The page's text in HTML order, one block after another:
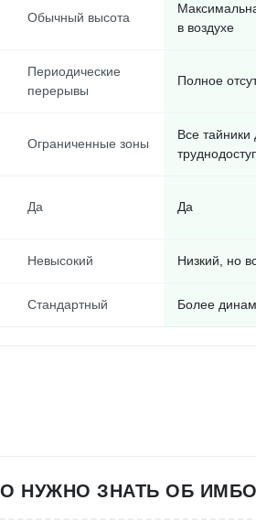
Обычный высота
в воздухе
Периодические
перерывы
Полное
Ограниченные зоны
Все тайники
Да Да
Невысокий Низкий, но
Стандартный Более
НУЖНО ЗНАТЬ ОБ